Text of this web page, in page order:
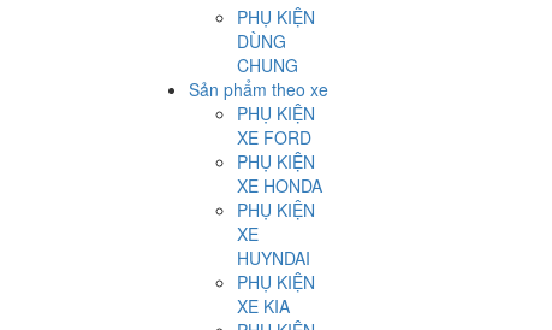
PHỤ KIỆN
DÙNG
CHUNG
Sản phẩm theo xe
PHỤ KIỆN
XE FORD
PHỤ KIỆN
XE HONDA
PHỤ KIỆN
XE
HUYNDAI
PHỤ KIỆN
XE KIA